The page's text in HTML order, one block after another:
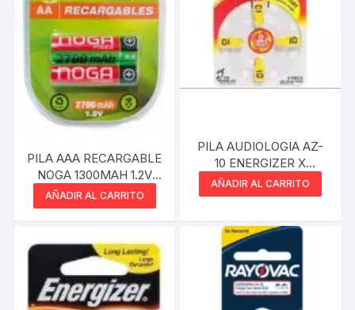
PILA AAA RECARGABLE
NOGA 1300MAH 1.2V
C/U
AÑADIR AL CARRITO
PILA AUDIOLOGIA AZ-
10 ENERGIZER X
UNIDAD
AÑADIR AL CARRITO